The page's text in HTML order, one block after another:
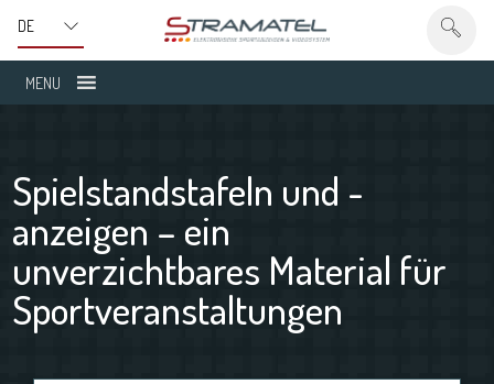
MENU
Spielstandstafeln und -
anzeigen – ein
unverzichtbares Material für
Sportveranstaltungen